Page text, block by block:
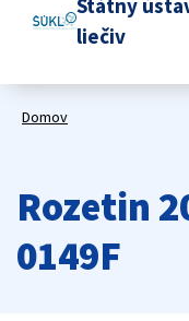
Štátny
liečiv
Domov
Rozetin
0149F